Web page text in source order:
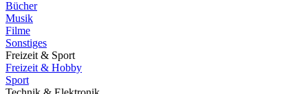
Bücher
Musik
Filme
Sonstiges
Freizeit & Sport
Freizeit & Hobby
Sport